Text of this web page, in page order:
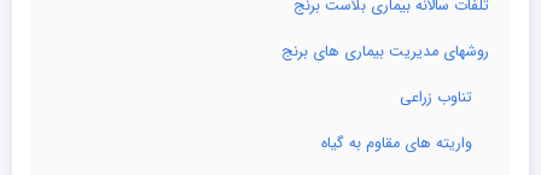
تلفات سالانه بیماری بلاست برنج
روشهای مدیریت بیماری های برنج
تناوب زراعی
واریته های مقاوم به گیاه